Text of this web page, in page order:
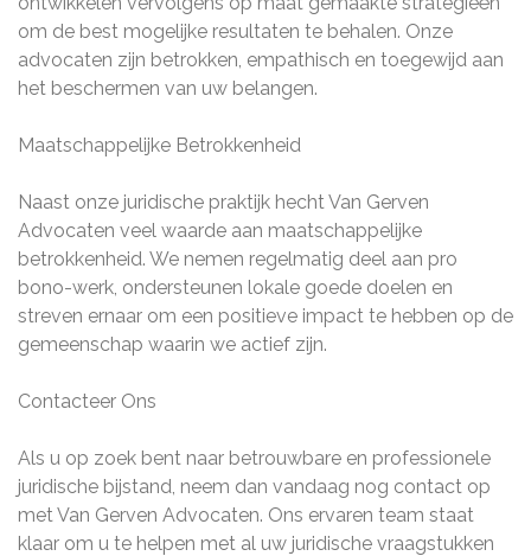
om de best mogelijke resultaten te behalen. Onze
advocaten zijn betrokken, empathisch en toegewijd aan
het beschermen van uw belangen.
Maatschappelijke Betrokkenheid
Naast onze juridische praktijk hecht Van Gerven
Advocaten veel waarde aan maatschappelijke
betrokkenheid. We nemen regelmatig deel aan pro
bono-werk, ondersteunen lokale goede doelen en
streven ernaar om een positieve impact te hebben op de
gemeenschap waarin we actief zijn.
Contacteer Ons
Als u op zoek bent naar betrouwbare en professionele
juridische bijstand, neem dan vandaag nog contact op
met Van Gerven Advocaten. Ons ervaren team staat
klaar om u te helpen met al uw juridische vraagstukken